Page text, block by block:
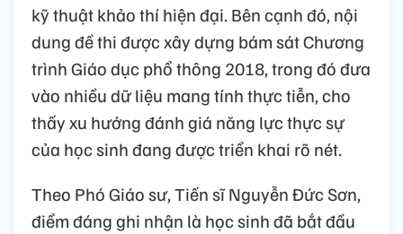
kỹ thuật khảo thí hiện đại. Bên cạnh đó, nội
dung đề thi được xây dựng bám sát Chương
trình Giáo dục phổ thông 2018, trong đó đưa
vào nhiều dữ liệu mang tính thực tiễn, cho
thấy xu hướng đánh giá năng lực thực sự
của học sinh đang được triển khai rõ nét.
Theo Phó Giáo sư, Tiến sĩ Nguyễn Đức Sơn,
điểm đáng ghi nhận là học sinh đã bắt đầu